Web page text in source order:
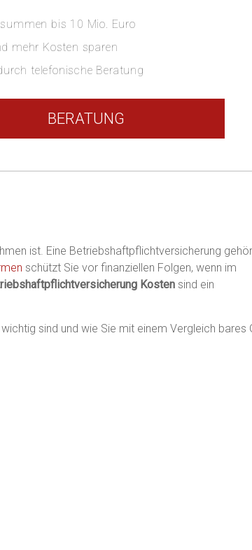
bis 10 Mio. Euro
mehr Kosten sparen
telefonische Beratung
BERATUNG
ist. Eine Betriebshaftpflichtversicherung
schützt Sie vor finanziellen Folgen, wenn im
Kosten sind ein
sind und wie Sie mit einem Vergleich bares